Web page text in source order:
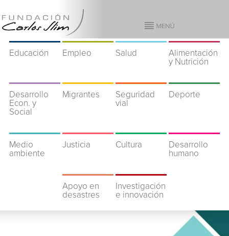
Educación Empleo Salud
Alimentación
y Nutrición
Desarrollo
Econ. y
Social
Migrantes
Seguridad
vial
Deporte
Medio
ambiente
Justicia Cultura
Desarrollo
humano
Apoyo en
desastres
Investigación
e innovación